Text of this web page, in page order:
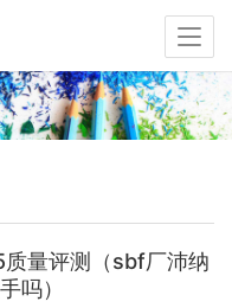
量评测（sbf厂沛纳
吗）